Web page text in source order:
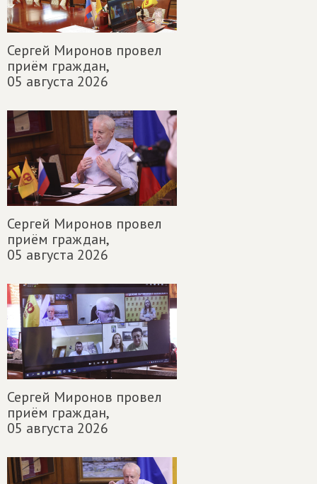
Сергей Миронов провел
приём граждан,
05 августа 2026
Сергей Миронов провел
приём граждан,
05 августа 2026
Сергей Миронов провел
приём граждан,
05 августа 2026